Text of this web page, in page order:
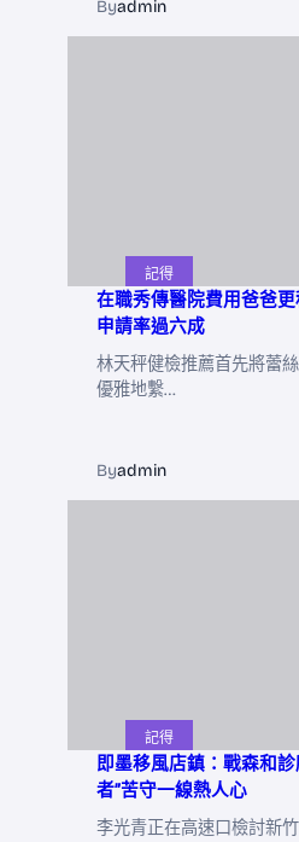
Byadmin
記得
在職秀傳醫院費用爸爸
申請率過六成
林天秤健檢推薦首先將蕾
優雅地繫…
Byadmin
記得
即墨移風店鎮：戰森和診
者”苦守一線熱人心
李光青正在高速口檢討新